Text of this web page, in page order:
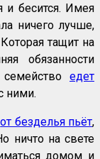
и бесится. Имея
ничего лучше,
тащит на
обязанности
едет
ними.
от безделья пьёт,
ничто на свете
домом и